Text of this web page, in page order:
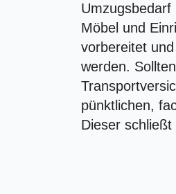
Möbel und
vorbereitet
werden.
pünktlichen,
Dieser